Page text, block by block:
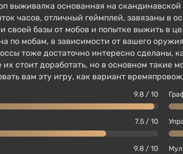
выживалка основанная на
часов, отличный геймплей, завязаны в
своей базы от мобов и попытке выжить в
по мобам, в зависимости от вашего
тоже достаточно интересно сделаны,
их стоит доработать, но в основном такие
вам эту игру, как вариант
9.8 / 10
7.5 / 10
9.8 / 10